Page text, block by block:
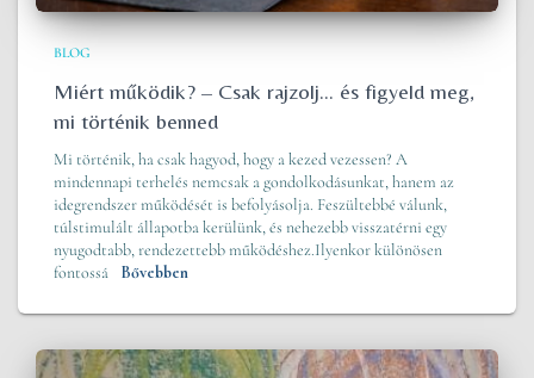
BLOG
Miért működik? – Csak rajzolj… és figyeld meg,
mi történik benned
Mi történik, ha csak hagyod, hogy a kezed vezessen? A
mindennapi terhelés nemcsak a gondolkodásunkat, hanem az
idegrendszer működését is befolyásolja. Feszültebbé válunk,
túlstimulált állapotba kerülünk, és nehezebb visszatérni egy
nyugodtabb, rendezettebb működéshez.Ilyenkor különösen
fontossá
Bővebben